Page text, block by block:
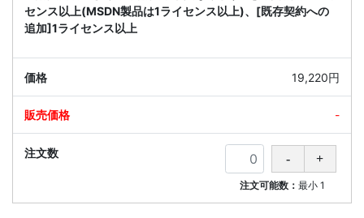
センス以上(MSDN製品は1ライセンス以上)、[既存契約への
追加]1ライセンス以上
19,220円
-
注文可能数：最小 1